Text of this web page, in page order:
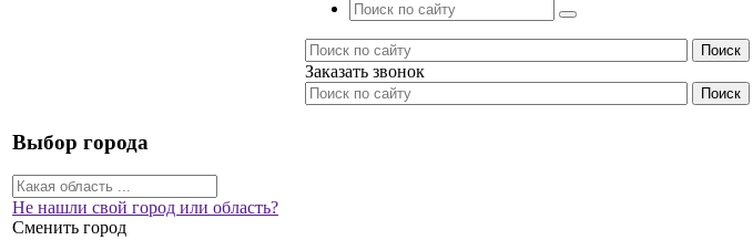
Заказать звонок
Выбор города
Не нашли свой город или область?
Сменить город